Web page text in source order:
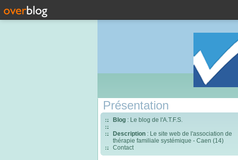
Présentation
Blog : Le blog de l'A.T.F.S.
Description : Le site web de l'association de
thérapie familiale systémique - Caen (14)
Contact